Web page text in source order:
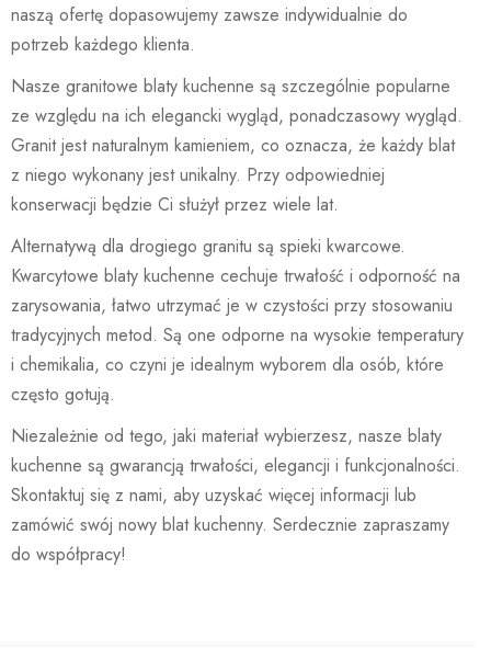
naszą ofertę dopasowujemy zawsze indywidualnie do
potrzeb każdego klienta.
Nasze granitowe blaty kuchenne są szczególnie popularne
ze względu na ich elegancki wygląd, ponadczasowy wygląd.
Granit jest naturalnym kamieniem, co oznacza, że każdy blat
z niego wykonany jest unikalny. Przy odpowiedniej
konserwacji będzie Ci służył przez wiele lat.
Alternatywą dla drogiego granitu są spieki kwarcowe.
Kwarcytowe blaty kuchenne cechuje trwałość i odporność na
zarysowania, łatwo utrzymać je w czystości przy stosowaniu
tradycyjnych metod. Są one odporne na wysokie temperatury
i chemikalia, co czyni je idealnym wyborem dla osób, które
często gotują.
Niezależnie od tego, jaki materiał wybierzesz, nasze blaty
kuchenne są gwarancją trwałości, elegancji i funkcjonalności.
Skontaktuj się z nami, aby uzyskać więcej informacji lub
zamówić swój nowy blat kuchenny. Serdecznie zapraszamy
do współpracy!